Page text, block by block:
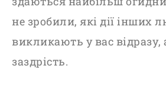
не зробили, які дії інших
викликають у вас відразу,
заздрість.